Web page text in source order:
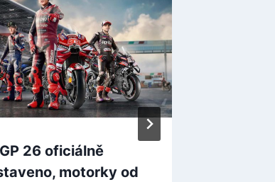
26 oficiálně
motorky od